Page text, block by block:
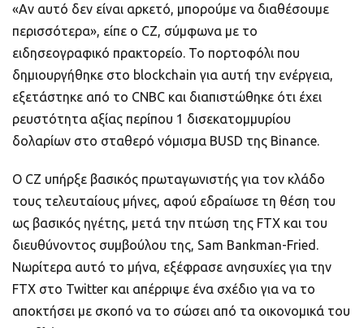
«Αν αυτό δεν είναι αρκετό, μπορούμε να διαθέσουμε
περισσότερα», είπε ο CZ, σύμφωνα με το
ειδησεογραφικό πρακτορείο. Το πορτοφόλι που
δημιουργήθηκε στο blockchain για αυτή την ενέργεια,
εξετάστηκε από το CNBC και διαπιστώθηκε ότι έχει
ρευστότητα αξίας περίπου 1 δισεκατομμυρίου
δολαρίων στο σταθερό νόμισμα BUSD της Binance.
Ο CZ υπήρξε βασικός πρωταγωνιστής για τον κλάδο
τους τελευταίους μήνες, αφού εδραίωσε τη θέση του
ως βασικός ηγέτης, μετά την πτώση της FTX και του
διευθύνοντος συμβούλου της, Sam Bankman-Fried.
Νωρίτερα αυτό το μήνα, εξέφρασε ανησυχίες για την
FTX στο Twitter και απέρριψε ένα σχέδιο για να το
αποκτήσει με σκοπό να το σώσει από τα οικονομικά του